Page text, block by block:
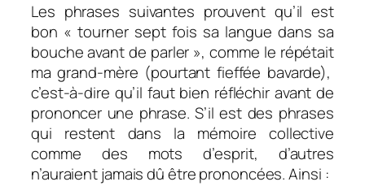
Les phrases suivantes prouvent qu’il est
bon « tourner sept fois sa langue dans sa
bouche avant de parler », comme le répétait
ma grand-mère (pourtant fieffée bavarde),
c’est-à-dire qu’il faut bien réfléchir avant de
prononcer une phrase. S’il est des phrases
qui restent dans la mémoire collective
comme des mots d’esprit, d’autres
n’auraient jamais dû être prononcées. Ainsi :